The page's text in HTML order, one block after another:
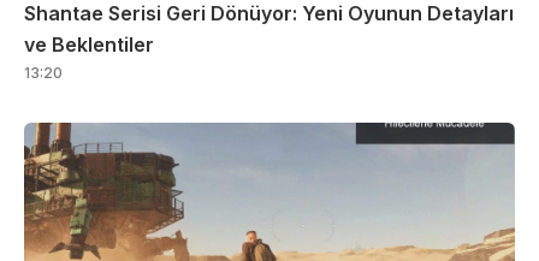
Shantae Serisi Geri Dönüyor: Yeni Oyunun Detayları
ve Beklentiler
13:20